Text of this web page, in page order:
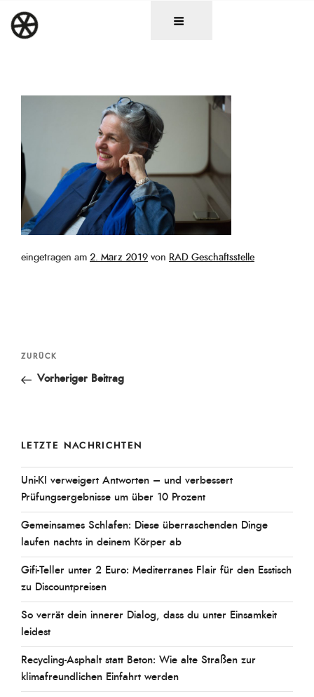
Inhalt
springen
eingetragen am Veröffentlicht
2. März 2019 von RAD Geschäftsstelle
Beitragsnavigation
Vorheriger
Beitrag
ZURÜCK
Vorheriger Beitrag
LETZTE NACHRICHTEN
Uni-KI verweigert Antworten – und verbessert
Prüfungsergebnisse um über 10 Prozent
Gemeinsames Schlafen: Diese überraschenden Dinge
laufen nachts in deinem Körper ab
Gifi-Teller unter 2 Euro: Mediterranes Flair für den Esstisch
zu Discountpreisen
So verrät dein innerer Dialog, dass du unter Einsamkeit
leidest
Recycling-Asphalt statt Beton: Wie alte Straßen zur
klimafreundlichen Einfahrt werden